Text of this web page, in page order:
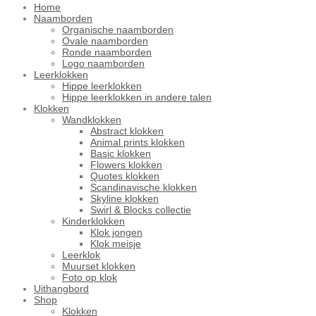
Home
Naamborden
Organische naamborden
Ovale naamborden
Ronde naamborden
Logo naamborden
Leerklokken
Hippe leerklokken
Hippe leerklokken in andere talen
Klokken
Wandklokken
Abstract klokken
Animal prints klokken
Basic klokken
Flowers klokken
Quotes klokken
Scandinavische klokken
Skyline klokken
Swirl & Blocks collectie
Kinderklokken
Klok jongen
Klok meisje
Leerklok
Muurset klokken
Foto op klok
Uithangbord
Shop
Klokken